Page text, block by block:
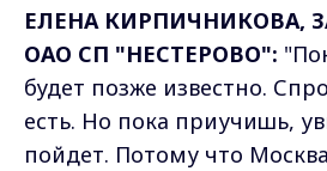
ЕЛЕНА КИРПИЧНИКОВА,
ОАО СП "НЕСТЕРОВО":
будет позже известно.
есть. Но пока приучишь,
пойдет. Потому что